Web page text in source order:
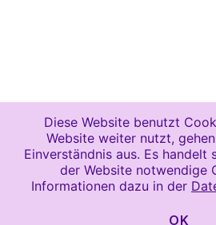
Diese Website benutzt
Website weiter nutzt,
Einverständnis aus. Es handelt
der Website notwendige
Informationen dazu in der
OK